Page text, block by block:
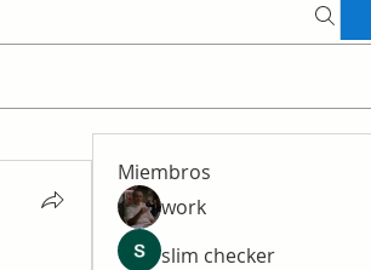
Miembros
work
slim checker